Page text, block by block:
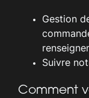
Gestion
Suivre
Comment